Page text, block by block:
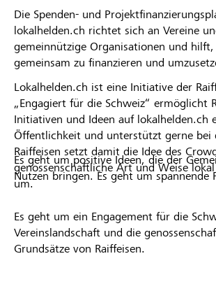
Die Spenden- und
lokalhelden.ch richtet sich an Vereine
gemeinnützige Organisationen und
gemeinsam zu finanzieren und
Lokalhelden.ch ist eine Initiative der
„Engagiert für die Schweiz“ ermöglicht
Initiativen und Ideen auf lokalhelden.ch
Öffentlichkeit und unterstützt gerne bei
Raiffeisen setzt damit die Idee des
genossenschaftliche Art und Weise
um.
Es geht um positive Ideen, die der
Nutzen bringen. Es geht um spannende
Es geht um ein Engagement für die
Vereinslandschaft und die
Grundsätze von Raiffeisen.